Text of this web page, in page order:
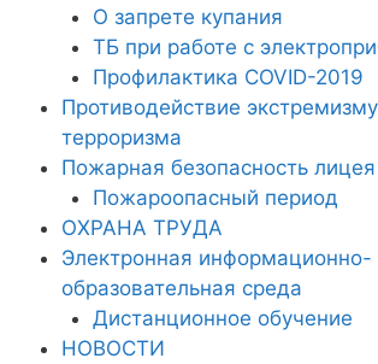
О запрете купания
ТБ при работе с
Профилактика COVID-2019
Противодействие
терроризма
Пожарная безопасность лицея
Пожароопасный период
ОХРАНА ТРУДА
Электронная информационно-
образовательная среда
Дистанционное обучение
НОВОСТИ